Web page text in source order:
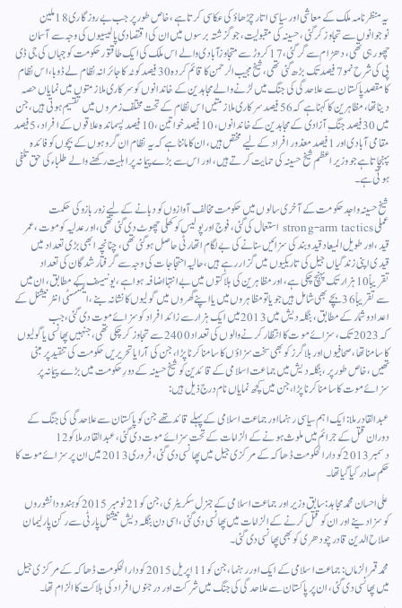
یہ منظرنامہ ملک کے معاشی اور سیاسی اتار چڑھاؤ کی عکاسی کرتا ہے، خاص طور پر جب بے روزگاری 18 ملین
نوجوانوں سے تجاوز کر گئی، حسینہ کی مقبولیت، جو گزشتہ برسوں میں ان کی اقتصادی پالیسیوں کی وجہ سے آسمان
چھورہی تھی، دھڑام سے گر گئی، 17کروڑ سے متجاوزآبادی والے اس ملک کی ایک طاقتور حکومت کو جہاں کی جی ڈی
پی کی شرح نمو 7 فیصد تک بڑھ گئی تھی، شیخ مجیب الرحمن کا قائم کردہ 30 فیصد کوٹہ کاجائرانہ نظام لے ڈوبا، اس نظام
کا مقصد پاکستان سے علاحدگی کی جنگ میں لڑنے والے مجاہدین کے خاندانوں کو سرکاری ملازمتوں میں نمایاں حصہ
دینا تھا، مظاہرین کا کہنا ہے کہ 56 فیصد سرکاری ملازمتیں اس نظام کے تحت مختلف زمروں میں تقسیم ہوتی ہیں، جن
میں 30 فیصد جنگِ آزادی کے مجاہدین کے خاندانوں، 10 فیصد خواتین، 10 فیصد پسماندہ علاقوں کے افراد، 5 فیصد
مقامی آبادی اور 1 فیصد معذور افراد کے لیے مختص ہیں، ان کا ماننا ہے کہ یہ نظام ان گروہوں کے بچوں کو فائدہ
پہنچاتا ہے جو وزیر اعظم شیخ حسینہ کی حمایت کرتے ہیں، اور اس سے بڑے پیمانہ پر اہلیت رکھنے والے طلباء کی حق تلفی
ہوتی ہے۔
شیخ حسینہ واجد حکومت کے آخری سالوں میں حکومت مخالف آوازوں کو دبانے کے لیے زور بازو کی حکمت
عملی strong-arm tactics استعمال کی گئی، فوج اور پولیس کوکھلی چھوٹ دی گئی تھی، اور عدلیہ کو موت، عمر
قید، اور طویل المیعاد قیدوبند کی سزائیں سنانے کی بے لگام اتھارٹی حاصل ہوگئی تھی، چنانچہ ابھی بڑی تعداد میں
قیدی اپنی زندگیاں جیل کی تاریکیوں میں گزار رہے ہیں، حالیہ احتجاجات کی وجہ سے گرفتار شدگان کی تعداد
تقریباً 10 ہزار تک پہنچ چکی ہے، اور مظاہرین کی ہلاکتوں میں بے انتہااضافہ ہوا ہے، یونیسف کے مطابق، ان میں
سے تقریباً 36 بچے بھی شامل ہیں جو یا تو مظاہروں میں یا اپنے گھروں میں گولیوں کا نشانہ بنے، ایمنسٹی انٹرنیشنل کے
اعداد و شمار کے مطابق، بنگلہ دیش میں 2013 میں ایک ہزار سے زائد افراد کو سزائے موت دی گئی،جب
کہ 2023 تک، سزائے موت کا انتظار کرنے والوں کی تعداد 2400 سے تجاوز کر چکی تھی، جنہیں پھانسی یا گولیوں
کا سامنا تھا، صحافیوں اور بلاگرز کو بھی سخت سزاؤں کا سامنا کرنا پڑا، جن کی آرا یا تحریریں حکومت کی تنقید پر مبنی
تھیں، خاص طور پر، بنگلہ دیش میں جماعت اسلامی کے قائدین کو شیخ حسینہ کے دورِ حکومت میں بڑے پیمانہ پر
سزائے موت کا سامنا کرنا پڑا، جن میں کچھ نمایاں نام درج ذیل ہیں:
عبد القادر ملا: ایک اہم سیاسی رہنما اور جماعت اسلامی کے پہلے قائد تھے جن کو پاکستان سے علاحدگی کی جنگ کے
دوران قتل کے جرائم میں ملوث ہونے کے الزامات کے تحت سزائے موت دی گئی، عبد القادر ملا کو 12
دسمبر 2013 کو دار الحکومت ڈھاکہ کے مرکزی جیل میں پھانسی دی گئی، فروری 2013 میں ان پر سزائے موت کا
حکم صادر کیا گیاتھا۔
علی احسان محمد مجاہد: سابق وزیر اور جماعت اسلامی کے جنرل سکریٹری، جن کو 21 نومبر 2015 کو ہندو دانشوروں
کوسزا دینے اور ان کو قتل کرنے کے الزامات میں پھانسی دی گئی، اسی دن بنگلہ دیش نیشنل پارٹی سے رکن پارلیمان
صلاح الدین قادر چودھری کوبھی پھانسی دی گئی۔
محمد قمر الزماں: جماعت اسلامی کے ایک اور رہنما، جن کو 11 اپریل 2015 کو دار الحکومت ڈھاکہ کے مرکزی جیل
میں پھانسی دی گئی، ان پر پاکستان سے علاحدگی کی جنگ میں شرکت اور درجنوں افراد کی ہلاکت کا الزام تھا۔